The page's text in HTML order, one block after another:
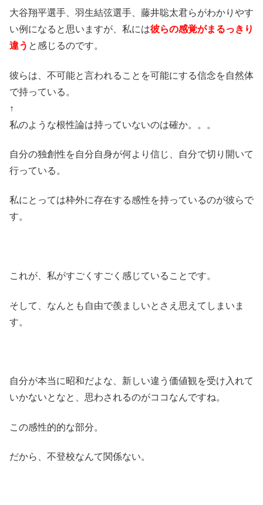
大谷翔平選手、羽生結弦選手、藤井聡太君らがわかりやす
い例になると思いますが、私には彼らの感覚がまるっきり
違う と感じるのです。
彼らは、不可能と言われることを可能にする信念を自然体
で持っている。
↑
私のような根性論は持っていないのは確か。。。
自分の独創性を自分自身が何より信じ、自分で切り開いて
行っている。
私にとっては枠外に存在する感性を持っているのが彼らで
す。
これが、私がすごくすごく感じていることです。
そして、なんとも自由で羨ましいとさえ思えてしまいま
す。
自分が本当に昭和だよな、新しい違う価値観を受け入れて
いかないとなと、思わされるのがココなんですね。
この感性的的な部分。
だから、不登校なんて関係ない。